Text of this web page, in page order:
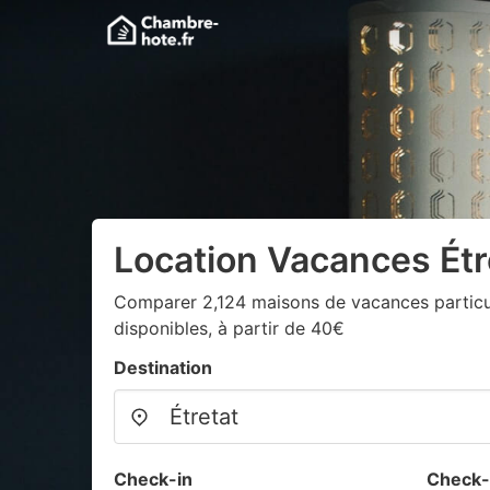
Location Vacances
Comparer 2,124 maisons de vacances
disponibles, à partir de 40€
Destination
Check-in